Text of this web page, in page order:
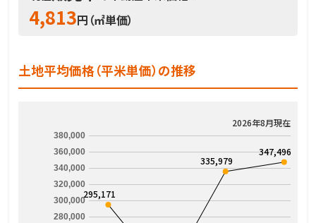
4,813円（㎡単価）
土地平均価格（平米単価）の推移
2026年8月現在
280,000
300,000
320,000
340,000
360,000
380,000
295,171
335,979
347,496